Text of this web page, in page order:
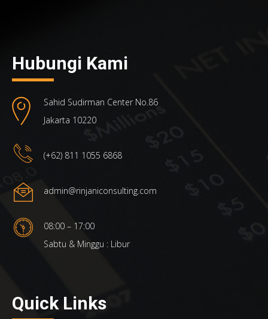
Hubungi Kami
Sahid Sudirman Center No.86
Jakarta 10220
(+62) 811 1055 6868
admin@rinjaniconsulting.com
08:00 – 17:00
Sabtu & Minggu : Libur
Quick Links